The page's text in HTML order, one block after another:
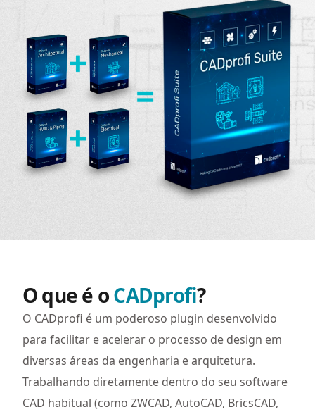
O que é oCADprofi?
O CADprofi é um poderoso plugin desenvolvido
para facilitar e acelerar o processo de design em
diversas áreas da engenharia e arquitetura.
Trabalhando diretamente dentro do seu software
CAD habitual (como ZWCAD, AutoCAD, BricsCAD,